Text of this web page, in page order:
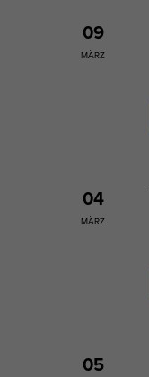
09
MÄRZ
04
MÄRZ
05